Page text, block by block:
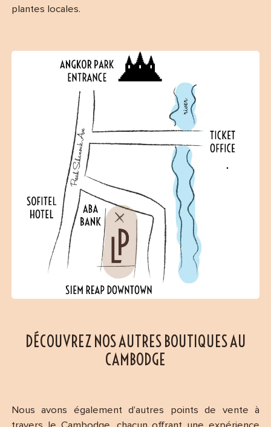
plantes locales.
DÉCOUVREZ NOS AUTRES BOUTIQUES AU
CAMBODGE
Nous avons également d’autres points de vente à